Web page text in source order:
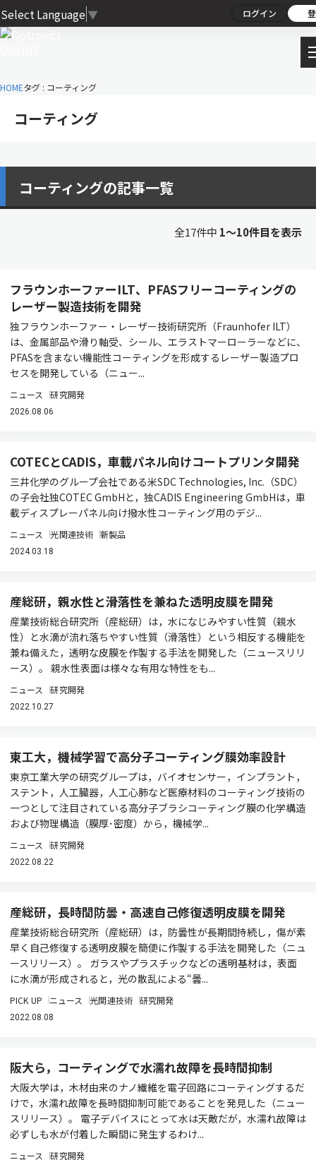
Select Language ▼ ログイン
HOMEタグ : コーティング
コーティング
コーティングの記事一覧
全17件中 1〜10件目を表示
フラウンホーファーILT、PFASフリーコーティングの
レーザー製造技術を開発
独フラウンホーファー・レーザー技術研究所（Fraunhofer ILT）
は、金属部品や滑り軸受、シール、エラストマーローラーなどに、
PFASを含まない機能性コーティングを形成するレーザー製造プロ
セスを開発している（ニュー...
ニュース 研究開発
2026.08.06
COTECとCADIS，車載パネル向けコートプリンタ開発
三井化学のグループ会社である米SDC Technologies, Inc.（SDC）
の子会社独COTEC GmbHと，独CADIS Engineering GmbHは，車
載ディスプレーパネル向け撥水性コーティング用のデジ...
ニュース 光関連技術 新製品
2024.03.18
産総研，親水性と滑落性を兼ねた透明皮膜を開発
産業技術総合研究所（産総研）は，水になじみやすい性質（親水
性）と水滴が流れ落ちやすい性質（滑落性）という相反する機能を
兼ね備えた，透明な皮膜を作製する手法を開発した（ニュースリリ
ース）。 親水性表面は様々な有用な特性をも...
ニュース 研究開発
2022.10.27
東工大，機械学習で高分子コーティング膜効率設計
東京工業大学の研究グループは，バイオセンサー，インプラント，
ステント，人工臓器，人工心肺など医療材料のコーティング技術の
一つとして注目されている高分子ブラシコーティング膜の化学構造
および物理構造（膜厚･密度）から，機械学...
ニュース 研究開発
2022.08.22
産総研，長時間防曇・高速自己修復透明皮膜を開発
産業技術総合研究所（産総研）は，防曇性が長期間持続し，傷が素
早く自己修復する透明皮膜を簡便に作製する手法を開発した（ニュ
ースリリース）。 ガラスやプラスチックなどの透明基材は，表面
に水滴が形成されると，光の散乱による“曇...
PICK UP ニュース 光関連技術 研究開発
2022.08.08
阪大ら，コーティングで水濡れ故障を長時間抑制
大阪大学は，木材由来のナノ繊維を電子回路にコーティングするだ
けで，水濡れ故障を長時間抑制可能であることを発見した（ニュー
スリリース）。 電子デバイスにとって水は天敵だが，水濡れ故障は
必ずしも水が付着した瞬間に発生するわけ...
ニュース 研究開発